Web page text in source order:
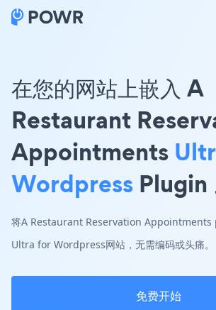
在您的网站上嵌入 A
Restaurant
Appointments
Wordpress Plugin
将A Restaurant Reservation Appointments
Ultra for Wordpress网站，无需编码或头痛。
免费开始